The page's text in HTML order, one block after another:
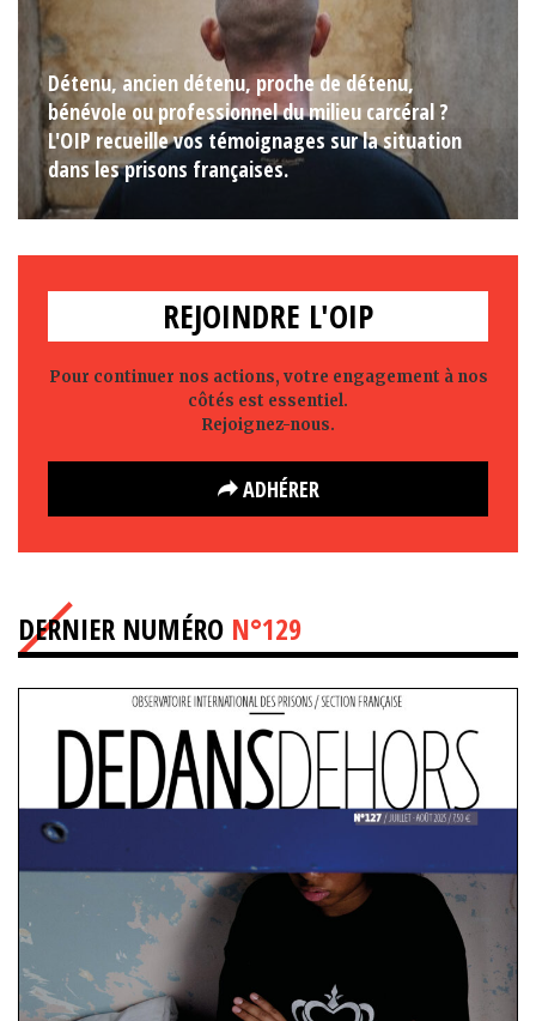
Détenu, ancien détenu, proche de détenu,
bénévole ou professionnel du milieu carcéral ?
L'OIP recueille vos témoignages sur la situation
dans les prisons françaises.
REJOINDRE L'OIP
Pour continuer nos actions, votre engagement à nos
côtés est essentiel.
Rejoignez-nous.
ADHÉRER
DERNIER NUMÉRO N°129